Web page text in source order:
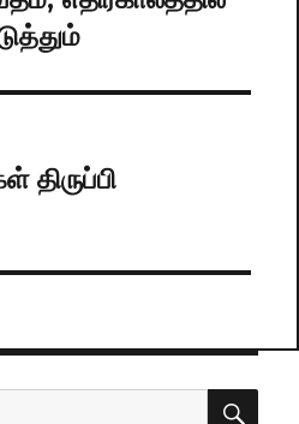
திருப்பி